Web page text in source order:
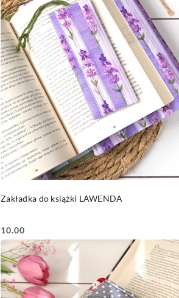
Zakładka do książki LAWENDA
Cena:
10.00